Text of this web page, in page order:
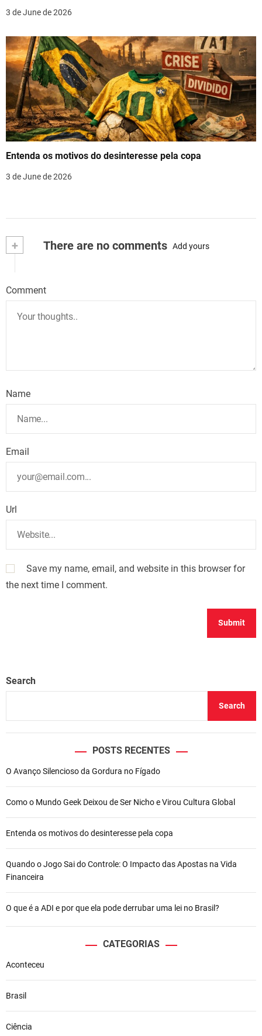
3 de June de 2026
Entenda os motivos do desinteresse pela copa
3 de June de 2026
+ There are no comments Add yours
Comment
Name
Email
Url
Save my name, email, and website in this browser for
the next time I comment.
Search
Search
POSTS RECENTES
O Avanço Silencioso da Gordura no Fígado
Como o Mundo Geek Deixou de Ser Nicho e Virou Cultura Global
Entenda os motivos do desinteresse pela copa
Quando o Jogo Sai do Controle: O Impacto das Apostas na Vida
Financeira
O que é a ADI e por que ela pode derrubar uma lei no Brasil?
CATEGORIAS
Aconteceu
Brasil
Ciência